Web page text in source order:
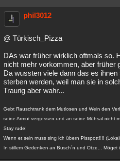
phil3012
@ Türkisch_Pizza
DAs war früher wirklich oftmals so.
nicht mehr vorkommen, aber früher
Da wussten viele dann das es
sterben werden, weil man sie in
Traurig aber wahr...
Gebt Rauschtrank dem Mutlosen und Wein den
seine Armut vergessen und an seine Mühsal nicht
Stay rude!
Wenn et sein muss sing ich übern Pisspott!!!!
In stillem Gedenken an Busch´n und Otze... Möget